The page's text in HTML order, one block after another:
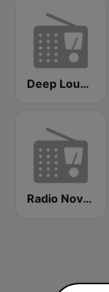
Deep Lounge
Radio Nova 101.7 FM